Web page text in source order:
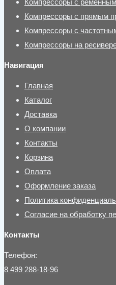
Компрессоры с
Компрессоры с прямым
Компрессоры с
Компрессоры на
Навигация
Главная
Каталог
Доставка
О компании
Контакты
Корзина
Оплата
Оформление заказа
Политика
Согласие на обработку
Контакты
Телефон:
8 499 288-18-96